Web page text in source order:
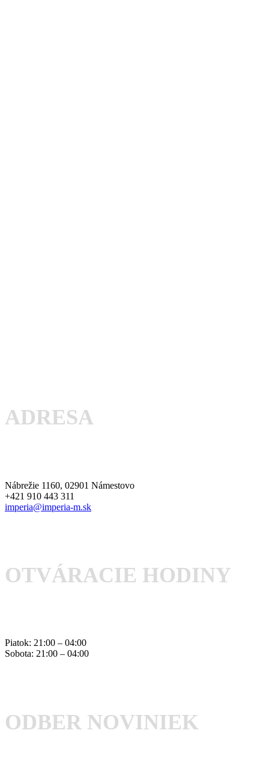
ADRESA
Nábrežie 1160, 02901 Námestovo
+421 910 443 311
imperia@imperia-m.sk
OTVÁRACIE HODINY
Piatok: 21:00 – 04:00
Sobota: 21:00 – 04:00
ODBER NOVINIEK